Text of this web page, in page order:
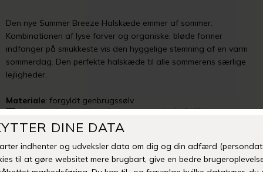
Den nye Summer Breeze Halskæde emmer af sommer.
Kombinationen af lyse farver og organiske, bløde former
indfanger på smukkeste vis den hyggelige stemning af en varm
sommerdag. Den perfekte halskæde til alle sommerens særlige
lejligheder.
Materiale: forgyldt genbrugssølv
Mangler din størrelse eller er varen udsolgt? Klik her
TILFØJ TIL ØNSKESKYEN
Fri fragt over 399 kr Levering 1-3 hverdage 14 dages fuld returret